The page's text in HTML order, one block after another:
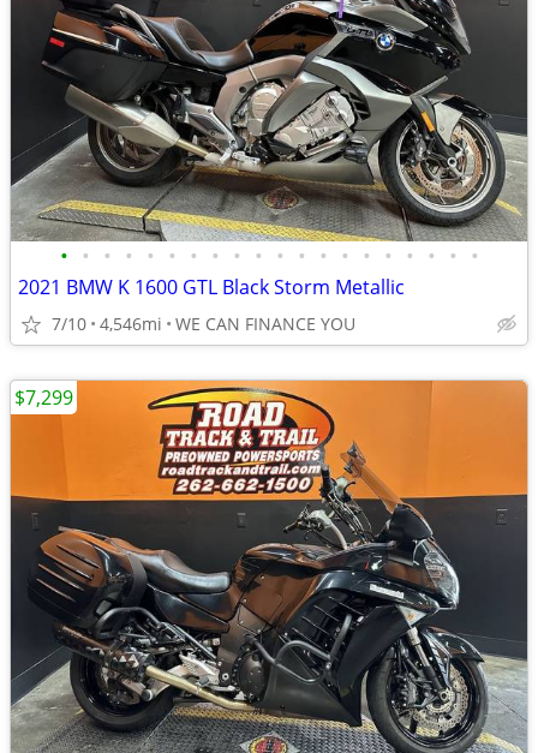
• • • • • • • • • • • • • • • • • • • •
2021 BMW K 1600 GTL Black Storm Metallic
7/10 4,546mi WE CAN FINANCE YOU
$7,299